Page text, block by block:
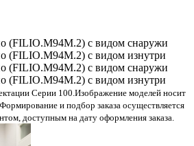
Серии 100.Изображение моделей носит
и подбор заказа осуществляется
доступным на дату оформления заказа.